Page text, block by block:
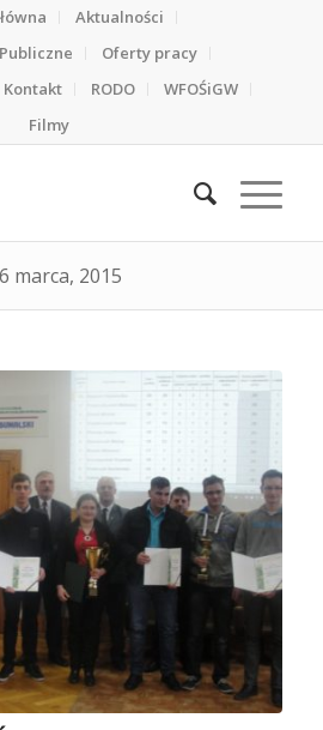
Aktualności
Oferty pracy
Kontakt RODO
WFOŚiGW
Filmy
marca, 2015